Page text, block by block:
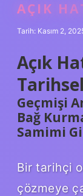
AÇIK
Tarih: Kasım 2,
Açık
Geçmişi
Bağ
Samimi
Bir tarihçi
çözmeye